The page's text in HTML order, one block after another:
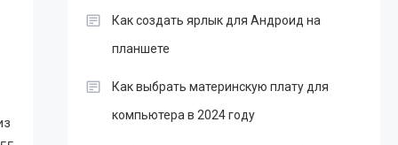
Как создать ярлык для Андроид на
планшете
Как выбрать материнскую плату для
компьютера в 2024 году